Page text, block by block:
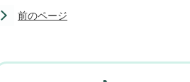
前のページ